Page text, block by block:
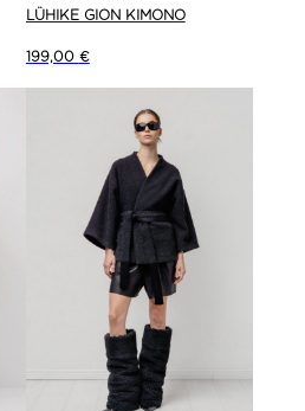
LÜHIKE GION KIMONO
199,00 €